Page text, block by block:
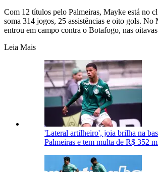
Com 12 títulos pelo Palmeiras, Mayke está no
soma 314 jogos, 25 assistências e oito gols. No
entrou em campo contra o Botafogo, nas
Leia Mais
'Lateral artilheiro', joia brilha na
Palmeiras e tem multa de R$ 352